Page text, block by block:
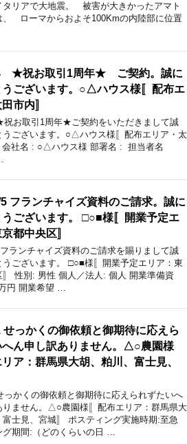
タリアで大地震。 被害が大きかったアマト
、 ローマからおよそ100Kmの内陸部に位置
★祝お取引1周年★ ご契約。誠に
うございます。○△ハウス様〚配布エ
市内〛
お取引1周年★ご契約をいただきまして誠
うございます。○△ハウス様〚配布エリア・太
社名 : ○△ハウス様 部署名 : 担当者名
フランチャイズ資料のご請求。誠に
うございます。 □○■様〚開業予定エ
都中央区〛
ランチャイズ資料のご請求を賜りまして誠
うございます。 □○■様〚開業予定エリア：東
〛 性別: 男性 個人／法人: 個人 開業準備資
円 開業希望 …
せっかくの御依頼と御期待に応えら
へん申し訳ありません。△○農園様
リア：群馬県大胡、粕川、富士見、
っかくの御依頼と御期待に応えられずたいへ
りません。△○農園様〚配布エリア：群馬県大
富士見、宮城〛 ポスティング実施時期:至急
グ期間:（どのくらいの日 …